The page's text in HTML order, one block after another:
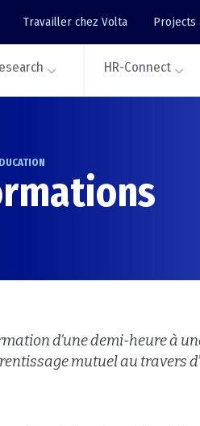
Travailler chez Volta Projects
HR-Connect
d’une demi-heure à
mutuel au travers